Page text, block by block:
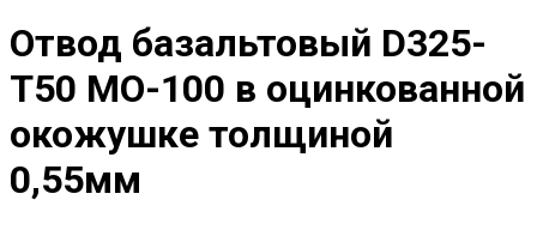
Отвод базальтовый D325-
T50 MO-100 в оцинкованной
окожушке толщиной
0,55мм